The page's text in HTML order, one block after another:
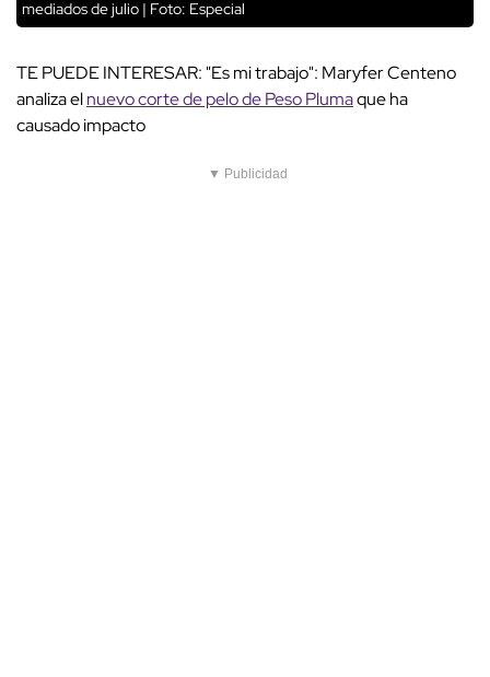
mediados de julio | Foto: Especial
TE PUEDE INTERESAR: "Es mi trabajo": Maryfer Centeno
analiza elnuevo corte de pelo de Peso Plumaque ha
causado impacto
▼ Publicidad